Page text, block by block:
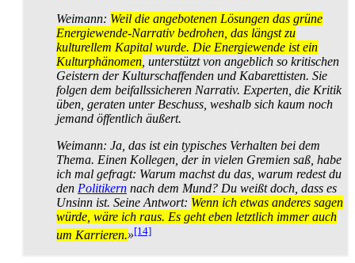
Weimann: Weil die angebotenen Lösungen das grüne
Energiewende-Narrativ bedrohen, das längst zu
kulturellem Kapital wurde. Die Energiewende ist ein
Kulturphänomen , unterstützt von angeblich so kritischen
Geistern der Kultur­schaffenden und Kabarettisten. Sie
folgen dem beifalls­sicheren Narrativ. Experten, die Kritik
üben, geraten unter Beschuss, weshalb sich kaum noch
jemand öffentlich äußert.
Weimann: Ja, das ist ein typisches Verhalten bei dem
Thema. Einen Kollegen, der in vielen Gremien saß, habe
ich mal gefragt: Warum machst du das, warum redest du
den Politikern nach dem Mund? Du weißt doch, dass es
Unsinn ist. Seine Antwort: Wenn ich etwas anderes sagen
würde, wäre ich raus. Es geht eben letztlich immer auch
um Karrieren.»[14]